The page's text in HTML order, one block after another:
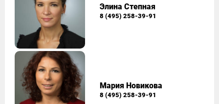
Элина Степная
8 (495) 258-39-91
Мария Новикова
8 (495) 258-39-91